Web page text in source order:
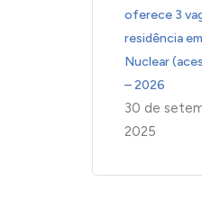
oferece 3
residência
Nuclear
– 2026
30 de
2025